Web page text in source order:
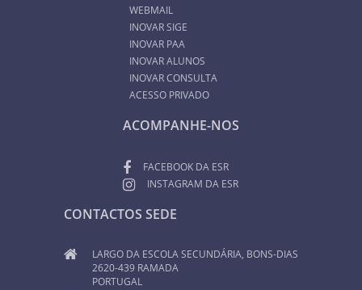
WEBMAIL
INOVAR SIGE
INOVAR PAA
INOVAR ALUNOS
INOVAR CONSULTA
ACESSO PRIVADO
ACOMPANHE-NOS
FACEBOOK DA ESR
INSTAGRAM DA ESR
CONTACTOS SEDE
LARGO DA ESCOLA SECUNDÁRIA, BONS-DIAS
2620-439 RAMADA
PORTUGAL